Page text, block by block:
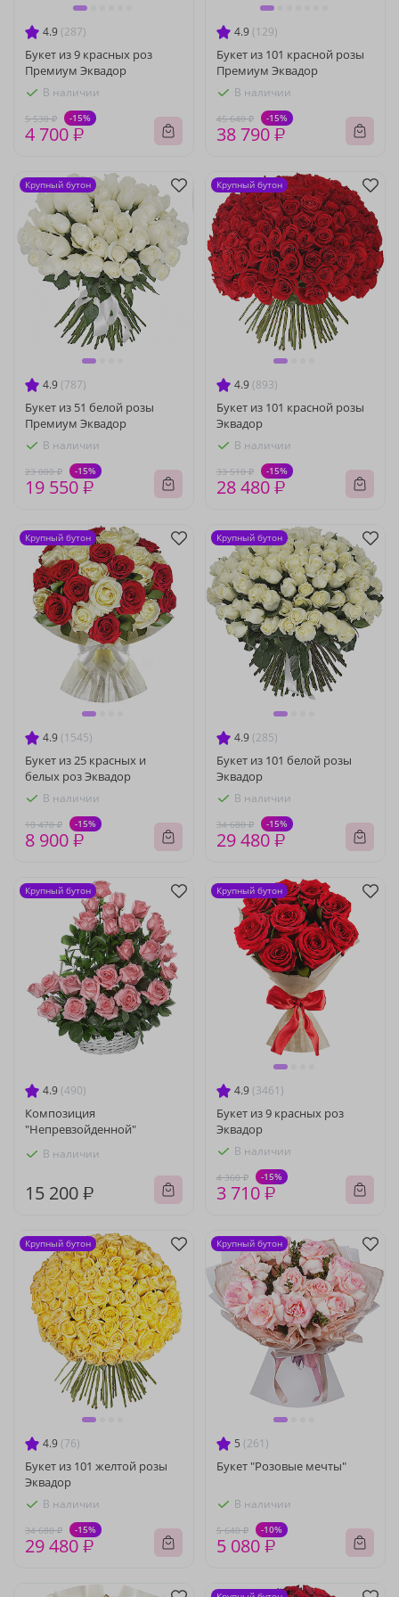
4.9 (287)
Букет из 9 красных роз
Премиум Эквадор
В наличии
5 530 ₽ -15%
4 700 ₽
4.9 (129)
Букет из 101 красной розы
Премиум Эквадор
В наличии
45 640 ₽ -15%
38 790 ₽
4.9 (787)
Букет из 51 белой розы
Премиум Эквадор
В наличии
23 000 ₽ -15%
19 550 ₽
Крупный бутон
4.9 (893)
Букет из 101 красной розы
Эквадор
В наличии
33 510 ₽ -15%
28 480 ₽
Крупный бутон
4.9 (1545)
Букет из 25 красных и
белых роз Эквадор
В наличии
10 470 ₽ -15%
8 900 ₽
Крупный бутон
4.9 (285)
Букет из 101 белой розы
Эквадор
В наличии
34 680 ₽ -15%
29 480 ₽
Крупный бутон
4.9 (490)
Композиция
"Непревзойденной"
В наличии
15 200 ₽
Крупный бутон
4.9 (3461)
Букет из 9 красных роз
Эквадор
В наличии
4 360 ₽ -15%
3 710 ₽
Крупный бутон
4.9 (76)
Букет из 101 желтой розы
Эквадор
В наличии
34 680 ₽ -15%
29 480 ₽
Крупный бутон
5 (261)
Букет "Розовые мечты"
В наличии
5 640 ₽ -10%
5 080 ₽
Крупный бутон